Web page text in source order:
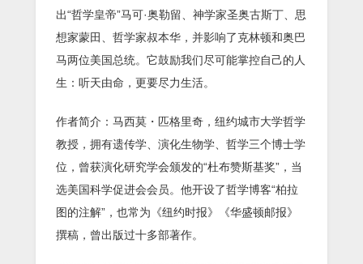
出“哲学皇帝”马可·奥勒留、神学家圣奥古斯丁、思
想家蒙田、哲学家叔本华，并影响了克林顿和奥巴
马两位美国总统。它鼓励我们尽可能掌控自己的人
生：听天由命，更要尽力生活。
作者简介：马西莫・匹格里奇，纽约城市大学哲学
教授，拥有遗传学、演化生物学、哲学三个博士学
位，曾获演化研究学会颁发的“杜布赞斯基奖”，当
选美国科学促进会会员。他开设了哲学博客“柏拉
图的注解”，也常为《纽约时报》《华盛顿邮报》
撰稿，曾出版过十多部著作。